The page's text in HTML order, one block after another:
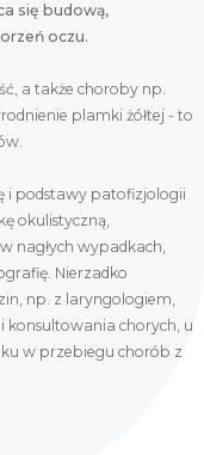
się budową,
oczu.
a także choroby np.
plamki żółtej - to
i podstawy patofizjologii
okulistyczną,
nagłych wypadkach,
Nierzadko
np. z laryngologiem,
konsultowania chorych, u
w przebiegu chorób z